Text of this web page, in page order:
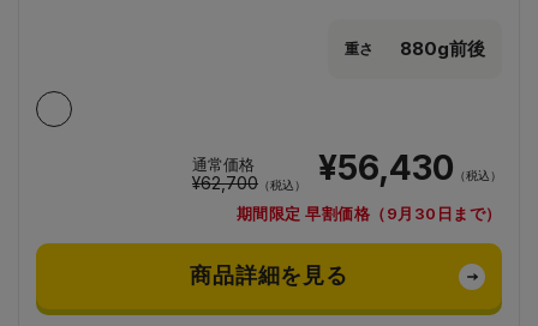
重さ 880g前後
通常価格
¥62,700 （税込） ¥56,430 （税込）
期間限定 早割価格（9月30日まで）
商品詳細を見る